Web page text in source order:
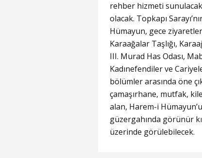
rehber hizmeti
olacak. Topkapı
Hümayun, gece
Karaağalar Taşlığı,
III. Murad Has Odası,
Kadınefendiler ve
bölümler arasında öne
çamaşırhane, mutfak,
alan, Harem-i
güzergahında görünür
üzerinde görülebilecek.